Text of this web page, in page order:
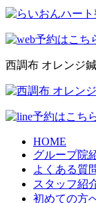
西調布 オレンジ
HOME
グループ院
よくある質
スタッフ紹
初めての方